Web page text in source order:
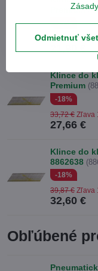
Premium
-17%
21,90 €
26,55 € Zľava
Klince do
Premium
-18%
27,66 €
33,72 € Zľava
Klince do
8862638
-18%
32,60 €
39,87 € Zľava
Obľúbené
Odmietnuť